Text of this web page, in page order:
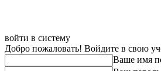
войти в систему
Добро пожаловать! Войдите в свою
Ваше имя